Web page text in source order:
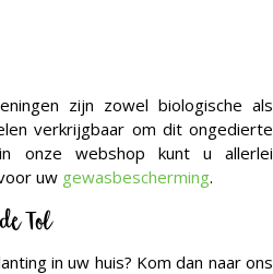
zijn zowel biologische als
verkrijgbaar om dit ongedierte
onze webshop kunt u allerlei
uw gewasbescherming.
Tol
in uw huis? Kom dan naar ons